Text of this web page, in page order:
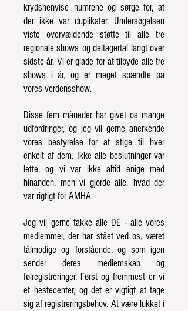
krydshenvise numrene og sørge for, at
der ikke var duplikater. Undersøgelsen
viste overvældende støtte til alle tre
regionale shows og deltagertal langt over
sidste år. Vi er glade for at tilbyde alle tre
shows i år, og er meget spændte på
vores verdensshow.
Disse fem måneder har givet os mange
udfordringer, og jeg vil gerne anerkende
vores bestyrelse for at stige til hver
enkelt af dem. Ikke alle beslutninger var
lette, og vi var ikke altid enige med
hinanden, men vi gjorde alle, hvad der
var rigtigt for AMHA.
Jeg vil gerne takke alle DE - alle vores
medlemmer, der har stået ved os, været
tålmodige og forstående, og som igen
sender deres medlemskab og
følregistreringer. Først og fremmest er vi
et hestecenter, og det er vigtigt at tage
sig af registreringsbehov. At være lukket i